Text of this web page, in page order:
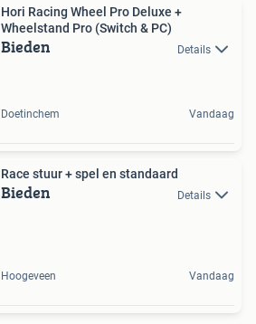
Hori Racing Wheel Pro Deluxe +
Wheelstand Pro (Switch & PC)
Bieden Details
Doetinchem Vandaag
Race stuur + spel en standaard
Bieden Details
Hoogeveen Vandaag